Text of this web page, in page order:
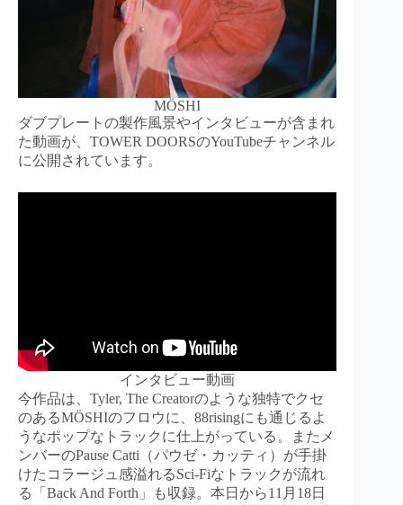
MÖSHI
ダブプレートの製作風景やインタビューが含まれ
た動画が、TOWER DOORSのYouTubeチャンネル
に公開されています。
インタビュー動画
今作品は、Tyler, The Creatorのような独特でクセ
のあるMÖSHIのフロウに、88risingにも通じるよ
うなポップなトラックに仕上がっている。またメ
ンバーのPause Catti（パウゼ・カッティ）が手掛
けたコラージュ感溢れるSci-Fiなトラックが流れ
る「Back And Forth」も収録。本日から11月18日